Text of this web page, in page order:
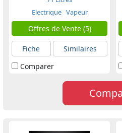
Electrique Vapeur
Offres de Vente (5)
Fiche
Similaires
Comparer